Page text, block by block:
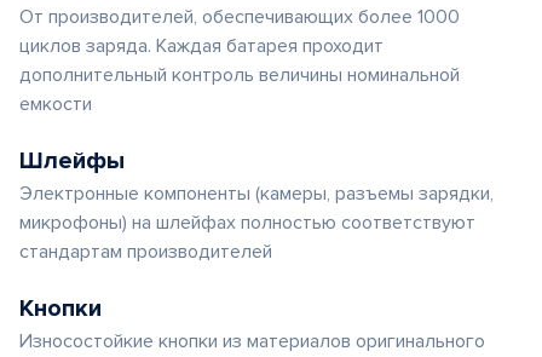
От производителей, обеспечивающих более 1000
циклов заряда. Каждая батарея проходит
дополнительный контроль величины номинальной
емкости
Шлейфы
Электронные компоненты (камеры, разъемы зарядки,
микрофоны) на шлейфах полностью соответствуют
стандартам производителей
Кнопки
Износостойкие кнопки из материалов оригинального